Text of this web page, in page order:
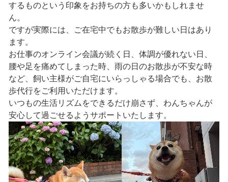
するものという印象をお持ちの方も多いかもしれませ
ん。
ですが実際には、ご在宅中でもお散歩が難しい日はあり
ます。
お仕事のオンライン会議が続く日、体調が優れない日、
腰や足を痛めてしまった時、雨の日のお散歩が不安な時
など、飼い主様がご自宅にいらっしゃる場合でも、お散
歩代行をご利用いただけます。
いつもの生活リズムをできるだけ崩さず、わんちゃんが
安心して過ごせるようサポートいたします。